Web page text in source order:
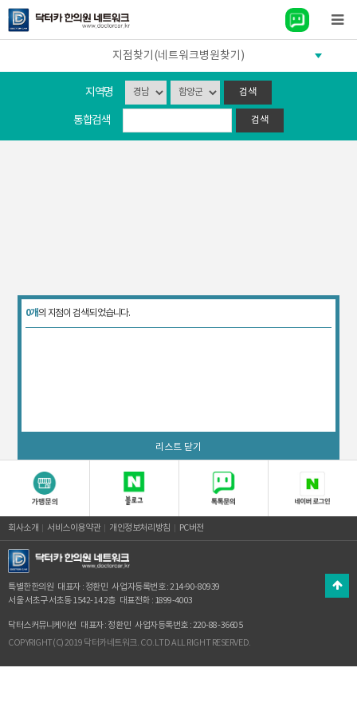
지점찾기(네트워크병원찾기)
지역명
통합검색
0개의 지점이 검색 되었습니다.
리스트 닫기
회사소개 서비스이용약관 개인정보처리방침 PC버전
특별한한의원 대표자 : 정환민 사업자등록번호 : 214-90-80939
서울 서초구 서초동 1542-14 2층 대표전화 : 1899-4003
닥터스커뮤니케이션 대표자 : 정환민 사업자등록번호 : 220-88-36605
COPYRIGHT(C) 2019 닥터카네트워크. CO.LTD ALL RIGHT RESERVED.